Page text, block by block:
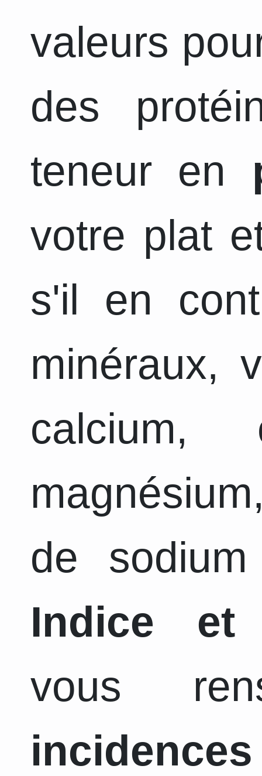
valeurs
des
teneur en
votre plat
s'il en
minéraux,
calcium,
de
Indice et
vous